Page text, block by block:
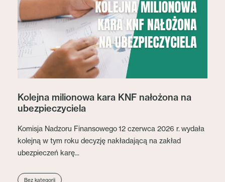
Kolejna milionowa kara KNF nałożona na
ubezpieczyciela
Komisja Nadzoru Finansowego 12 czerwca 2026 r. wydała
kolejną w tym roku decyzję nakładającą na zakład
ubezpieczeń karę...
Bez kategorii